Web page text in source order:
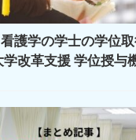
看護学の学士の学位
改革支援 学位授与